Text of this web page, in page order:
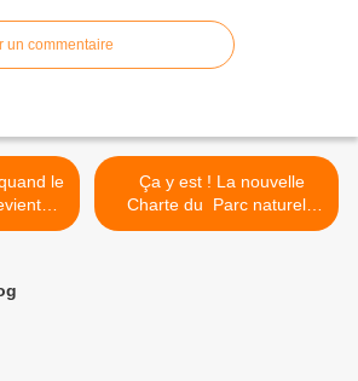
un commentaire
Ça y est ! La nouvelle
Charte du Parc naturel
régional du Verdon